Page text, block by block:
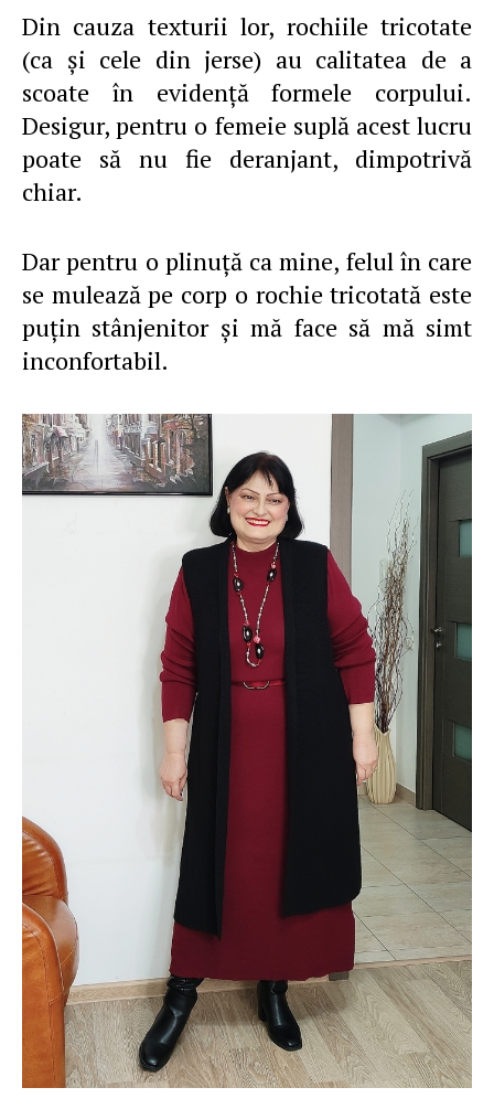
Din cauza texturii lor, rochiile tricotate
(ca şi cele din jerse) au calitatea de a
scoate în evidenţă formele corpului.
Desigur, pentru o femeie suplă acest lucru
poate să nu fie deranjant, dimpotrivă
chiar.
Dar pentru o plinuţă ca mine, felul în care
se mulează pe corp o rochie tricotată este
puţin stânjenitor şi mă face să mă simt
inconfortabil.